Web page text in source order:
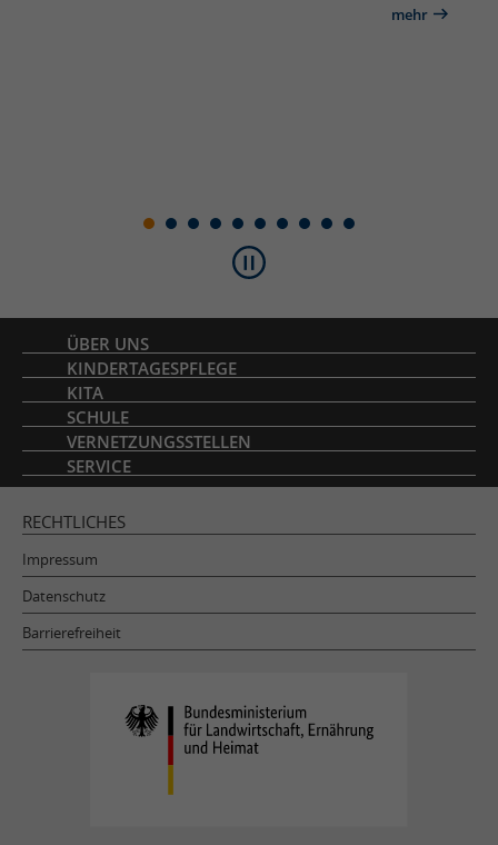
mehr
Inhaltsverzeichnis
ÜBER UNS
KINDERTAGESPFLEGE
KITA
SCHULE
VERNETZUNGSSTELLEN
SERVICE
RECHTLICHES
Impressum
Datenschutz
Barrierefreiheit